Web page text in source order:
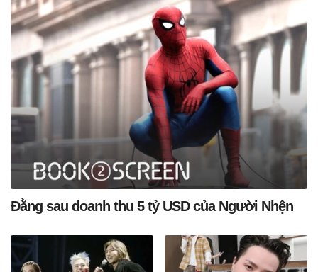
Đằng sau doanh thu 5 tỷ USD của Người Nhện